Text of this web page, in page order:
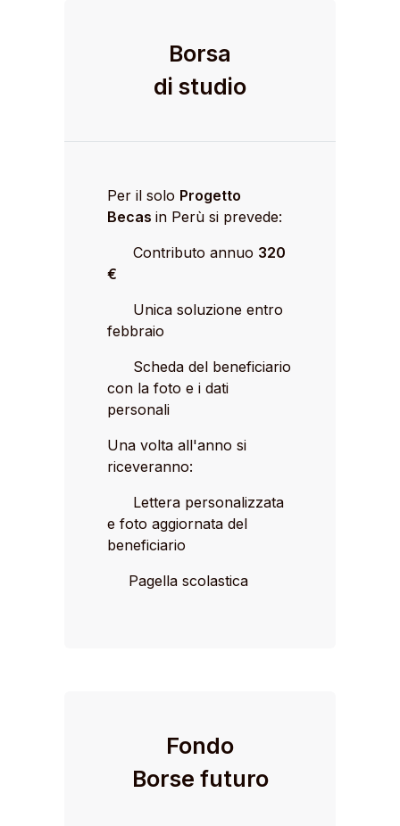
Borsa
di studio
Per il solo Progetto
Becas in Perù si prevede:
Contributo annuo 320
€
Unica soluzione entro
febbraio
Scheda del beneficiario
con la foto e i dati
personali
Una volta all'anno si
riceveranno:
Lettera personalizzata
e foto aggiornata del
beneficiario
Pagella scolastica
Fondo
Borse futuro